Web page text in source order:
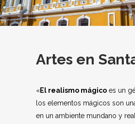
Artes en
«El realismo mágico es un
los elementos mágicos son
en un ambiente mundano y